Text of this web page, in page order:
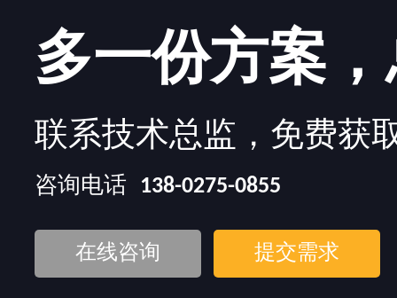
多一份方案
联系技术总监，免费获
咨询电话 138-0275-0855
在线咨询 提交需求